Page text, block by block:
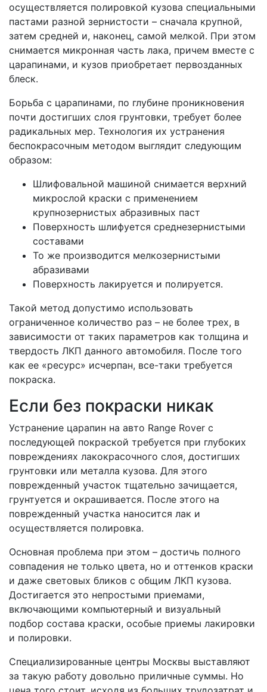
осуществляется полировкой кузова специальными
пастами разной зернистости – сначала крупной,
затем средней и, наконец, самой мелкой. При этом
снимается микронная часть лака, причем вместе с
царапинами, и кузов приобретает первозданных
блеск.
Борьба с царапинами, по глубине проникновения
почти достигших слоя грунтовки, требует более
радикальных мер. Технология их устранения
беспокрасочным методом выглядит следующим
образом:
Шлифовальной машиной снимается верхний
микрослой краски с применением
крупнозернистых абразивных паст
Поверхность шлифуется среднезернистыми
составами
То же производится мелкозернистыми
абразивами
Поверхность лакируется и полируется.
Такой метод допустимо использовать
ограниченное количество раз – не более трех, в
зависимости от таких параметров как толщина и
твердость ЛКП данного автомобиля. После того
как ее «ресурс» исчерпан, все-таки требуется
покраска.
Если без покраски никак
Устранение царапин на авто Range Rover с
последующей покраской требуется при глубоких
повреждениях лакокрасочного слоя, достигших
грунтовки или металла кузова. Для этого
поврежденный участок тщательно зачищается,
грунтуется и окрашивается. После этого на
поврежденный участка наносится лак и
осуществляется полировка.
Основная проблема при этом – достичь полного
совпадения не только цвета, но и оттенков краски
и даже световых бликов с общим ЛКП кузова.
Достигается это непростыми приемами,
включающими компьютерный и визуальный
подбор состава краски, особые приемы лакировки
и полировки.
Специализированные центры Москвы выставляют
за такую работу довольно приличные суммы. Но